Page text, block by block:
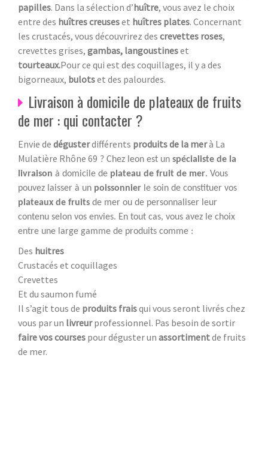
papilles. Dans la sélection d’huître, vous avez le choix
entre des huîtres creuseset huîtres plates. Concernant
les crustacés, vous découvrirez des crevettes roses,
crevettes grises, gambas, langoustineset
tourteaux.Pour ce qui est des coquillages, il y a des
bigorneaux, bulotset des palourdes.
Livraison à domicile de plateaux de fruits
de mer : qui contacter ?
Envie de dégusterdifférents produits de la merà La
Mulatière Rhône 69 ? Chez leon est un spécialiste de la
livraison à domicile de plateau de fruit de mer. Vous
pouvez laisser à un poissonnier le soin de constituer vos
plateaux de fruits de mer ou de personnaliser leur
contenu selon vos envies. En tout cas, vous avez le choix
entre une large gamme de produits comme :
Des huitres
Crustacés et coquillages
Crevettes
Et du saumon fumé
Il s’agit tous de produits fraisqui vous seront livrés chez
vous par un livreurprofessionnel. Pas besoin de sortir
faire vos courses pour déguster un assortimentde fruits
de mer.